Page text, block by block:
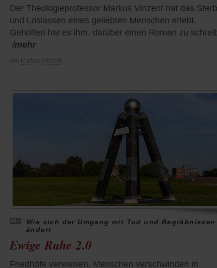
Der Theologieprofessor Markus Vinzent hat das
und Loslassen eines geliebten Menschen erlebt.
Geholfen hat es ihm, darüber einen Roman zu
/mehr
von Markus Vinzent
Wie sich der Umgang mit Tod und Begräbnissen
ändert
Ewige Ruhe 2.0
Friedhöfe verwaisen. Menschen verschwinden in